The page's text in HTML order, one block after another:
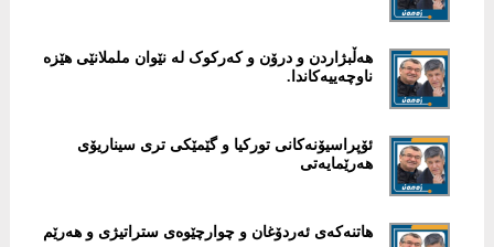
هەڵبژاردن و درۆن و کەرکوک لە نێوان ململانێی هێزە
ناوچەییەکاندا.
ئۆپراسیۆنەکانی تورکیا و گێمێکی تری سیناریۆی
هەرێمایەتی
هاتنەکەی ئەردۆغان و چوارچێوەی ستراتیژی و هەرێم